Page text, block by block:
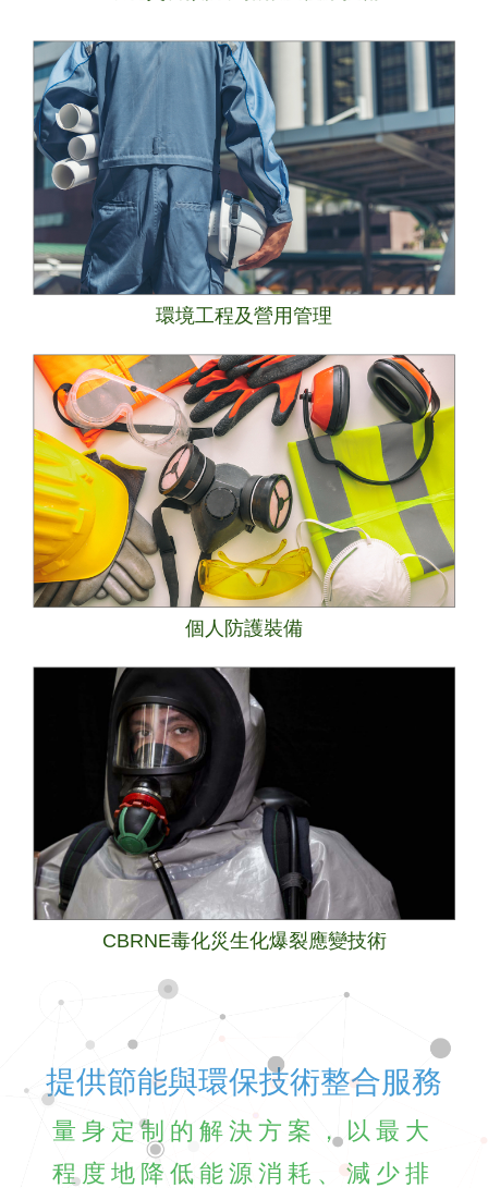
環境工程及營用管理
個人防護裝備
CBRNE毒化災生化爆裂應變技術
提供節能與環保技術整合服務
量身定制的解決方案，以最大
程度地降低能源消耗、減少排